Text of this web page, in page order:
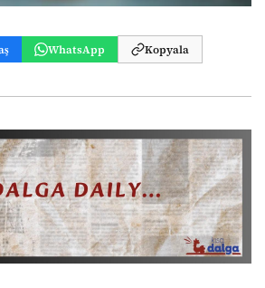
WhatsApp Kopyala